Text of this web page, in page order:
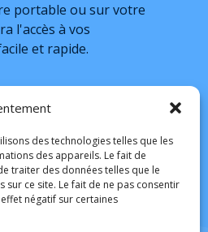
des technologies telles que les
des appareils. Le fait de
traiter des données telles que le
ce site. Le fait de ne pas consentir
négatif sur certaines
portable ou sur votre
l'accès à vos
et rapide.